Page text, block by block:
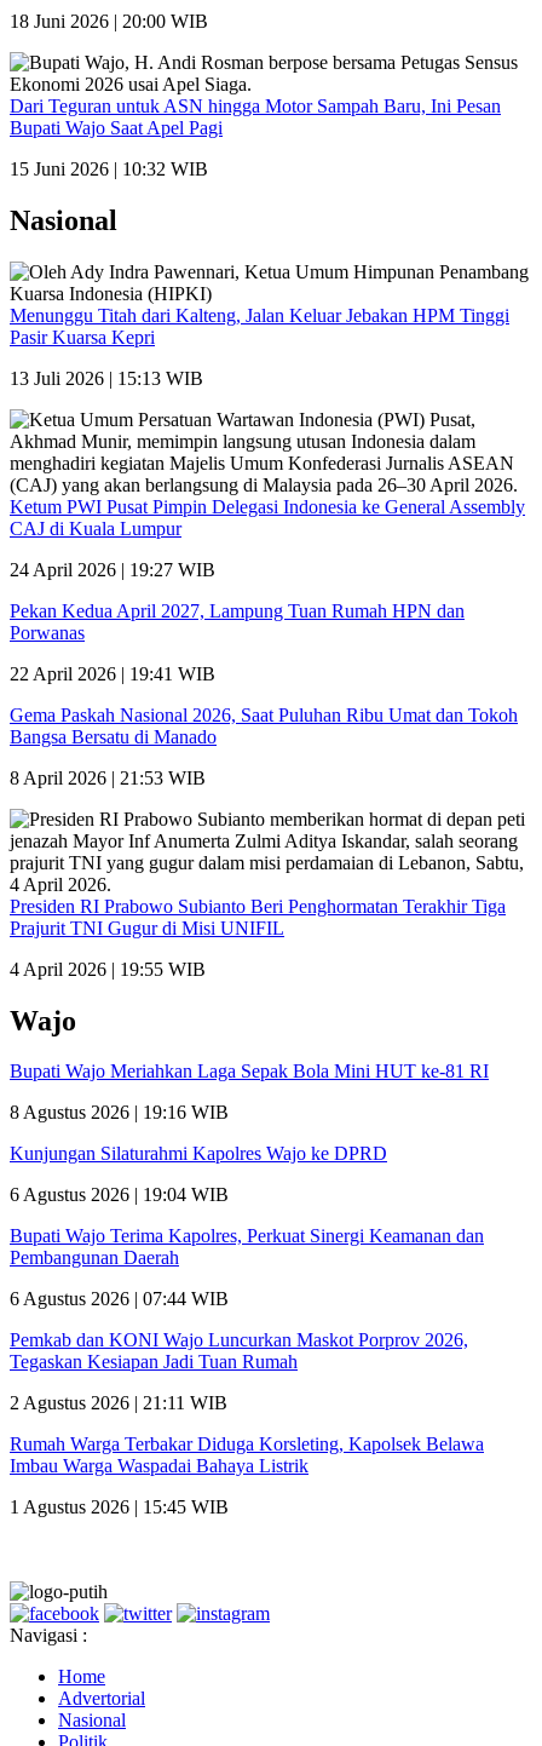
18 Juni 2026 | 20:00 WIB
Dari Teguran untuk ASN hingga Motor Sampah Baru, Ini Pesan
Bupati Wajo Saat Apel Pagi
15 Juni 2026 | 10:32 WIB
Nasional
Menunggu Titah dari Kalteng, Jalan Keluar Jebakan HPM Tinggi
Pasir Kuarsa Kepri
13 Juli 2026 | 15:13 WIB
Ketum PWI Pusat Pimpin Delegasi Indonesia ke General Assembly
CAJ di Kuala Lumpur
24 April 2026 | 19:27 WIB
Pekan Kedua April 2027, Lampung Tuan Rumah HPN dan
Porwanas
22 April 2026 | 19:41 WIB
Gema Paskah Nasional 2026, Saat Puluhan Ribu Umat dan Tokoh
Bangsa Bersatu di Manado
8 April 2026 | 21:53 WIB
Presiden RI Prabowo Subianto Beri Penghormatan Terakhir Tiga
Prajurit TNI Gugur di Misi UNIFIL
4 April 2026 | 19:55 WIB
Wajo
Bupati Wajo Meriahkan Laga Sepak Bola Mini HUT ke-81 RI
8 Agustus 2026 | 19:16 WIB
Kunjungan Silaturahmi Kapolres Wajo ke DPRD
6 Agustus 2026 | 19:04 WIB
Bupati Wajo Terima Kapolres, Perkuat Sinergi Keamanan dan
Pembangunan Daerah
6 Agustus 2026 | 07:44 WIB
Pemkab dan KONI Wajo Luncurkan Maskot Porprov 2026,
Tegaskan Kesiapan Jadi Tuan Rumah
2 Agustus 2026 | 21:11 WIB
Rumah Warga Terbakar Diduga Korsleting, Kapolsek Belawa
Imbau Warga Waspadai Bahaya Listrik
1 Agustus 2026 | 15:45 WIB
Navigasi :
Home
Advertorial
Nasional